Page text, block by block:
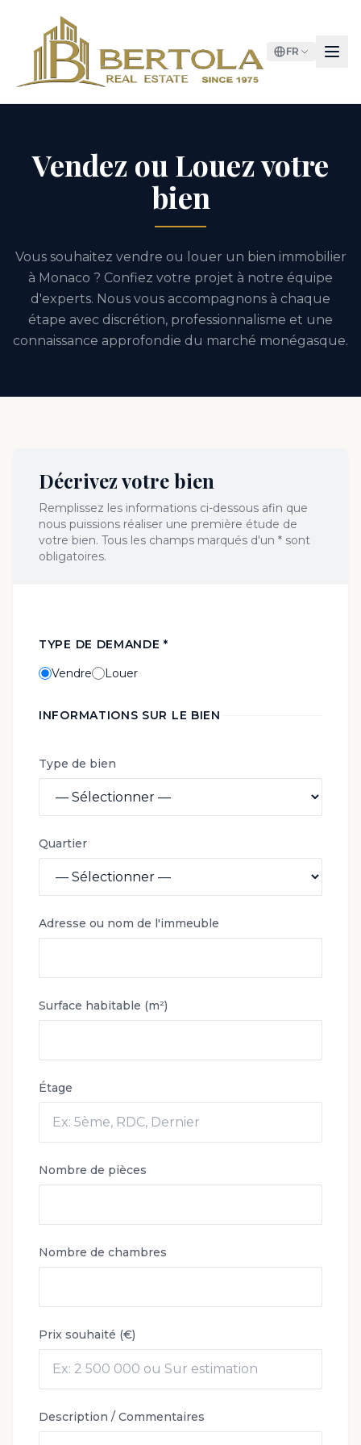
FR
Vendez ou Louez votre
bien
Vous souhaitez vendre ou louer un bien immobilier
à Monaco ? Confiez votre projet à notre équipe
d'experts. Nous vous accompagnons à chaque
étape avec discrétion, professionnalisme et une
connaissance approfondie du marché monégasque.
Décrivez votre bien
Remplissez les informations ci-dessous afin que
nous puissions réaliser une première étude de
votre bien. Tous les champs marqués d'un * sont
obligatoires.
TYPE DE DEMANDE *
Vendre
Louer
INFORMATIONS SUR LE BIEN
Type de bien
Quartier
Adresse ou nom de l'immeuble
Surface habitable (m²)
Étage
Nombre de pièces
Nombre de chambres
Prix souhaité (€)
Description / Commentaires